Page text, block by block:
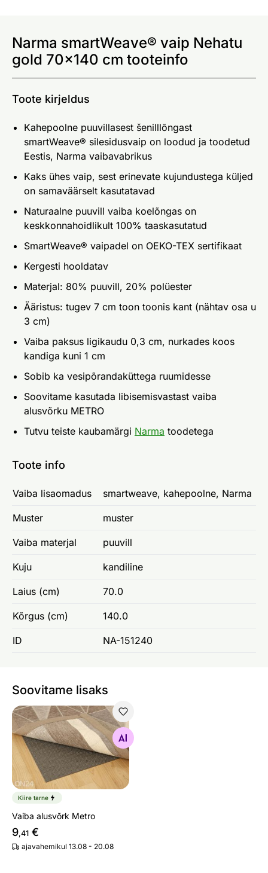
Narma smartWeave® vaip Nehatu
gold 70x140 cm tooteinfo
Toote kirjeldus
Kahepoolne puuvillasest šenilllõngast
smartWeave® silesidusvaip on loodud ja toodetud
Eestis, Narma vaibavabrikus
Kaks ühes vaip, sest erinevate kujundustega küljed
on samaväärselt kasutatavad
Naturaalne puuvill vaiba koelõngas on
keskkonnahoidlikult 100% taaskasutatud
SmartWeave® vaipadel on OEKO-TEX sertifikaat
Kergesti hooldatav
Materjal: 80% puuvill, 20% polüester
Ääristus: tugev 7 cm toon toonis kant (nähtav osa u
3 cm)
Vaiba paksus ligikaudu 0,3 cm, nurkades koos
kandiga kuni 1 cm
Sobib ka vesipõrandaküttega ruumidesse
Soovitame kasutada libisemisvastast vaiba
alusvõrku METRO
Tutvu teiste kaubamärgi Narma toodetega
Toote info
Vaiba lisaomadus smartweave, kahepoolne, Narma
Muster muster
Vaiba materjal puuvill
Kuju kandiline
Laius (cm) 70.0
Kõrgus (cm) 140.0
ID NA-151240
Soovitame lisaks
Vaiba alusvõrk Metro
Otsi sarnaseid
Kiire tarne
Vaiba alusvõrk Metro
9,41 €
ajavahemikul 13.08 - 20.08